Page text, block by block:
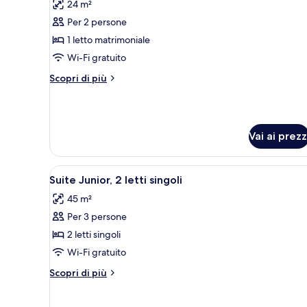
le
foto
per
Camera
Premium,
1
24 m²
Per 2 persone
1 letto matrimoniale
Wi-Fi gratuito
Scopri di più
Altri
letto
matrimoniale
Vai ai
Apri
tutte
le
foto
per
Suite
Junior,
2
Una camera d'albergo con
3
Suite Junior, 2 letti singoli
45 m²
Per 3 persone
2 letti singoli
Wi-Fi gratuito
Scopri di più
Altri